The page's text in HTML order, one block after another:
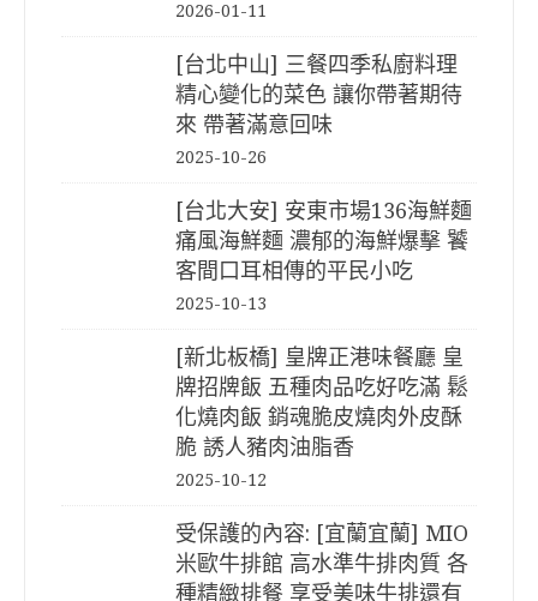
2026-01-11
[台北中山] 三餐四季私廚料理
精心變化的菜色 讓你帶著期待
來 帶著滿意回味
2025-10-26
[台北大安] 安東市場136海鮮麵
痛風海鮮麵 濃郁的海鮮爆擊 饕
客間口耳相傳的平民小吃
2025-10-13
[新北板橋] 皇牌正港味餐廳 皇
牌招牌飯 五種肉品吃好吃滿 鬆
化燒肉飯 銷魂脆皮燒肉外皮酥
脆 誘人豬肉油脂香
2025-10-12
受保護的內容: [宜蘭宜蘭] MIO
米歐牛排館 高水準牛排肉質 各
種精緻排餐 享受美味牛排還有